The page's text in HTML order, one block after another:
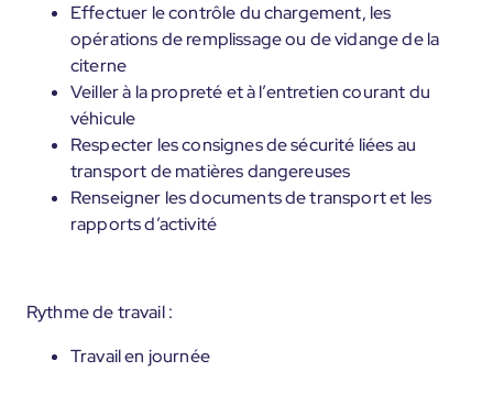
Effectuer le contrôle du chargement, les
opérations de remplissage ou de vidange de la
citerne
Veiller à la propreté et à l’entretien courant du
véhicule
Respecter les consignes de sécurité liées au
transport de matières dangereuses
Renseigner les documents de transport et les
rapports d’activité
Rythme de travail :
Travail en journée